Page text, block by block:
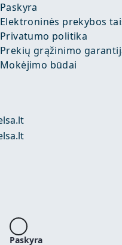
Paskyra
Elektroninės prekybos
Privatumo politika
Prekių grąžinimo
Mokėjimo būdai
Paskyra